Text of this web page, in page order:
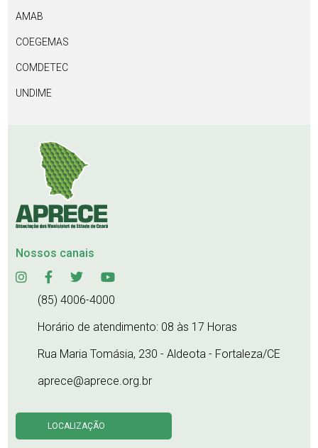
AMAB
COEGEMAS
COMDETEC
UNDIME
Nossos canais
(85) 4006-4000
Horário de atendimento: 08 às 17 Horas
Rua Maria Tomásia, 230 - Aldeota - Fortaleza/CE
aprece@aprece.org.br
LOCALIZAÇÃO